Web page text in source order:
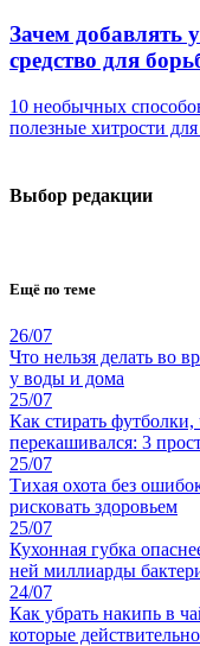
Зачем добавлять
средство для
10 необычных
полезные хитрости
Выбор редакции
Ещё по теме
26/07
Что нельзя делать во
у воды и дома
25/07
Как стирать футболки,
перекашивался: 3
25/07
Тихая охота без
рисковать здоровьем
25/07
Кухонная губка
ней миллиарды
24/07
Как убрать накипь в
которые